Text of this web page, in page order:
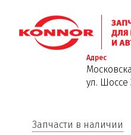
Адрес
ул. Шоссе
Запчасти в наличии